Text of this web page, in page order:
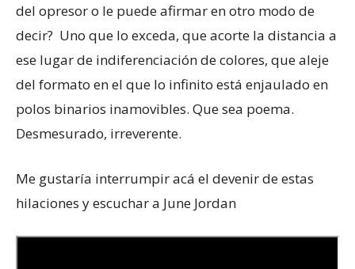
del opresor o le puede afirmar en otro modo de
decir? Uno que lo exceda, que acorte la distancia a
ese lugar de indiferenciación de colores, que aleje
del formato en el que lo infinito está enjaulado en
polos binarios inamovibles. Que sea poema.
Desmesurado, irreverente.
Me gustaría interrumpir acá el devenir de estas
hilaciones y escuchar a June Jordan